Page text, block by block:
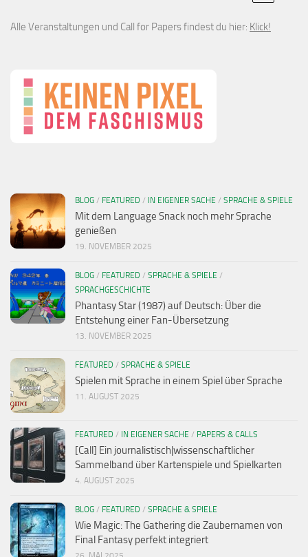
Alle Veranstaltungen und Call for Papers findest du hier: Klick!
BLOG / FEATURED / IN EIGENER SACHE / SPRACHE & SPIELE
Mit dem Language Snack noch mehr Sprache
genießen
19. NOVEMBER 2025
BLOG / FEATURED / SPRACHE & SPIELE /
SPRACHGESCHICHTE
Phantasy Star (1987) auf Deutsch: Über die
Entstehung einer Fan-Übersetzung
13. NOVEMBER 2025
FEATURED / SPRACHE & SPIELE
Spielen mit Sprache in einem Spiel über Sprache
11. AUGUST 2025
FEATURED / IN EIGENER SACHE / PAPERS & CALLS
[Call] Ein journalistisch|wissenschaftlicher
Sammelband über Kartenspiele und Spielkarten
4. AUGUST 2025
BLOG / FEATURED / SPRACHE & SPIELE
Wie Magic: The Gathering die Zaubernamen von
Final Fantasy perfekt integriert